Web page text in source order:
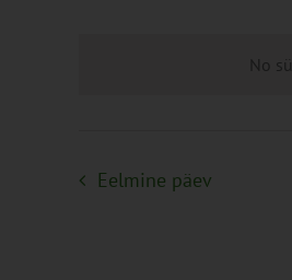
No
Eelmine päev